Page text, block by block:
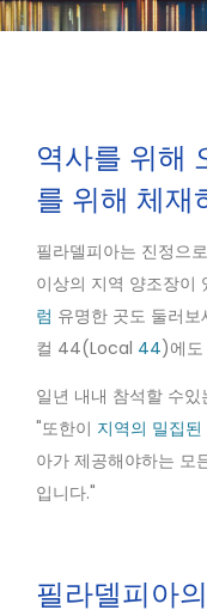
역사를 위해
를 위해 체재
필라델피아는 진정으
이상의 지역 양조장이
럼 유명한 곳도 둘러보
컬 44(Local 44)에도
일년 내내 참석할 수
"또한이 지역의 밀집
아가 제공해야하는 모
입니다."
필라델피아